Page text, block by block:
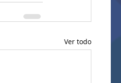
Ver todo